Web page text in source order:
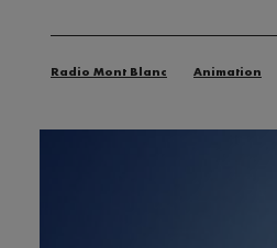
Radio Mont Blanc Animation